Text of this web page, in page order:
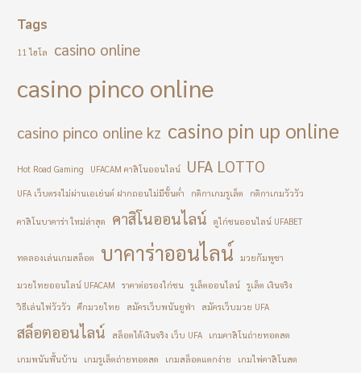
Tags
11 ไฮโล casino online
casino pinco online
casino pinco online kz casino pin up online
Hot Road Gaming UFACAM คาสิโนออนไลน์ UFA LOTTO
UFA เว็บตรงไม่ผ่านเอเย่นต์ ฝากถอนไม่มีขั้นต่ำ กติกาเกมรูเล็ต กติกาเกมวัววัว
คาสิโนบาคาร่า ใหม่ล่าสุด คาสิโนออนไลน์ ดูไก่ชนออนไลน์ UFABET
ทดลองเล่นเกมสล็อต บาคาร่าออนไลน์ มวยกัมพูชา
มวยไทยออนไลน์ UFACAM ราคาต่อรองไก่ชน รูเล็ตออนไลน์ รูเล็ต เงินจริง
วิธีเล่นไพ่วัววัว ศึกมวยไทย สมัครเว็บพนันยูฟ่า สมัครเว็บมวย UFA
สล็อตออนไลน์ สล็อตได้เงินจริง เว็บ UFA เกมคาสิโนถ่ายทอดสด
เกมพนันพื้นบ้าน เกมรูเล็ตถ่ายทอดสด เกมสล็อตแตกง่าย เกมไพ่คาสิโนสด